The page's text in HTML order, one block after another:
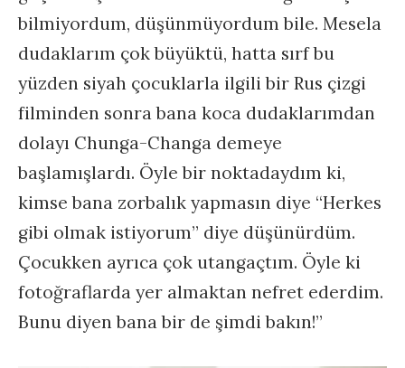
bilmiyordum, düşünmüyordum bile. Mesela
dudaklarım çok büyüktü, hatta sırf bu
yüzden siyah çocuklarla ilgili bir Rus çizgi
filminden sonra bana koca dudaklarımdan
dolayı Chunga-Changa demeye
başlamışlardı. Öyle bir noktadaydım ki,
kimse bana zorbalık yapmasın diye “Herkes
gibi olmak istiyorum” diye düşünürdüm.
Çocukken ayrıca çok utangaçtım. Öyle ki
fotoğraflarda yer almaktan nefret ederdim.
Bunu diyen bana bir de şimdi bakın!”